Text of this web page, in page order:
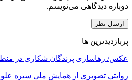
دوباره دیدگاهی می‌نویسم.
پربازدیدترین ها
عکس/ رهاسازی پرندگان شکاری در
روایتی تصویری از همایش ملی سیره